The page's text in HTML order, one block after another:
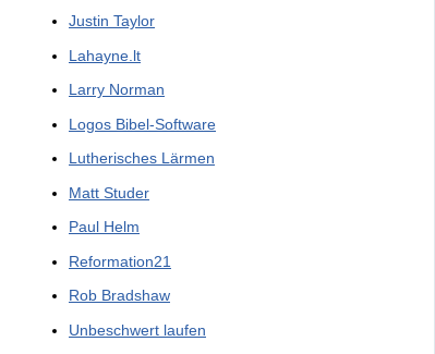
Justin Taylor
Lahayne.lt
Larry Norman
Logos Bibel-Software
Lutherisches Lärmen
Matt Studer
Paul Helm
Reformation21
Rob Bradshaw
Unbeschwert laufen